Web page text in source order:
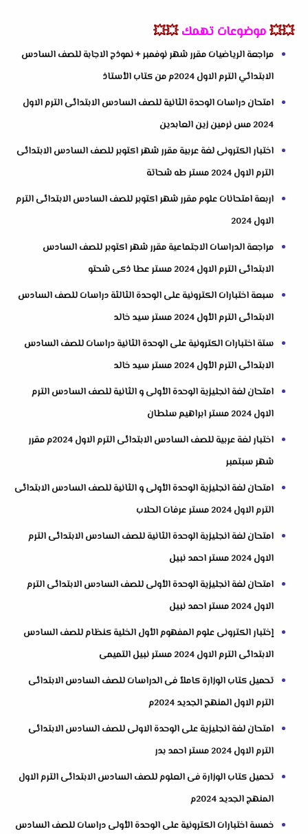
💥💥موضوعات تهمك 💥💥
مراجعة الرياضيات مقرر شهر نوفمبر + نموذج الاجابة للصف السادس
الابتدائي الترم الاول 2024م من كتاب الأستاذ
امتحان دراسات الوحدة الثانية للصف السادس الابتدائى الترم الاول
2024 مس نرمين زين العابدين
اختبار الكترونى لغة عربية مقرر شهر اكتوبر للصف السادس الابتدائى
الترم الاول 2024 مستر طه شحاتة
اربعة امتحانات علوم مقرر شهر اكتوبر للصف السادس الابتدائى الترم
الاول 2024
مراجعة الدراسات الاجتماعية مقرر شهر اكتوبر للصف السادس
الابتدائى الترم الاول 2024 مستر عطا ذكى شحتو
سبعة اختبارات الكترونية على الوحدة الثالثة دراسات للصف السادس
الابتدائى الترم الأول 2024 مستر سيد خالد
ستة اختبارات الكترونية على الوحدة الثانية دراسات للصف السادس
الابتدائى الترم الأول 2024 مستر سيد خالد
امتحان لغة انجليزية الوحدة الأولى و الثانية للصف السادس الترم
الاول 2024 مستر ابراهيم سلطان
اختبار لغة عربية للصف السادس الابتدائى الترم الاول 2024م مقرر
شهر سبتمبر
امتحان لغة انجليزية الوحدة الأولى و الثانية للصف السادس الابتدائى
الترم الاول 2024 مستر عرفات الحلاب
امتحان لغة انجليزية الوحدة الثانية للصف السادس الابتدائى الترم
الاول 2024 مستر احمد نبيل
امتحان لغة انجليزية الوحدة الأولى للصف السادس الابتدائى الترم
الاول 2024 مستر احمد نبيل
إختبار الكترونى علوم المفهوم الأول الخلية كنظام للصف السادس
الابتدائى الترم الاول 2024 مستر نبيل التميمى
تحميل كتاب الوزارة كاملاً فى الدراسات للصف السادس الابتدائى
الترم الاول المنهج الجديد 2024م
امتحان لغة انجليزية على الوحدة الاولى للصف السادس الابتدائى
الترم الاول 2024 مستر احمد بدر
تحميل كتاب الوزارة فى العلوم للصف السادس الابتدائى الترم الاول
المنهج الجديد 2024م
خمسة اختبارات الكترونية على الوحدة الأولى دراسات للصف السادس